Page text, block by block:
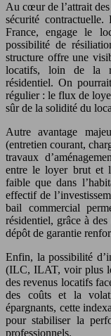
Au cœur de l’attrait
sécurité
France, engage le
possibilité de
structure offre une
locatifs, loin de la
résidentiel. On
régulier : le flux de
sûr de la solidité du
Autre avantage
(entretien courant,
travaux
entre le loyer brut et
faible que dans
effectif de
bail commercial
résidentiel, grâce à
dépôt de garantie
Enfin, la possibilité
(ILC, ILAT, voir plus
des revenus locatifs
des coûts et la
épargnants, cette
pour stabiliser la
professionnels.